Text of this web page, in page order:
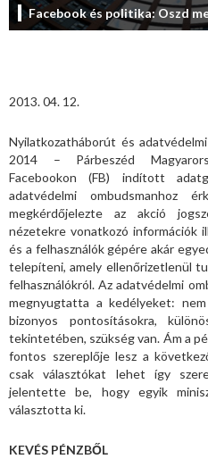
Facebook és politika: Oszd
2013. 04. 12.
Nyilatkozatháborút és
2014 – Párbeszéd
Facebookon (FB) indított
adatvédelmi ombudsmanhoz
megkérdőjelezte az akció
nézetekre vonatkozó információk
és a felhasználók gépére akár
telepíteni, amely ellenőrizetlenül
felhasználókról. Az adatvédelmi
megnyugtatta a kedélyeket:
bizonyos pontosításokra,
tekintetében, szükség van. Ám a
fontos szereplője lesz a
csak választókat lehet így
jelentette be, hogy egyik
választotta ki.
KEVÉS PÉNZBŐL